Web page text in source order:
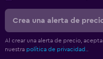
Crea una alerta de
Al crear una alerta de precio,
nuestra política de privacidad.